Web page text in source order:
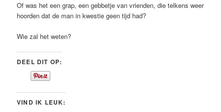
Of was het een grap, een gebbetje van vrienden, die telkens weer
hoorden dat de man in kwestie geen tijd had?
Wie zal het weten?
DEEL DIT OP:
VIND IK LEUK: